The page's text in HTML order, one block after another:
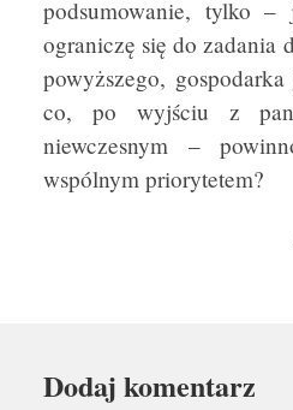
podsumowanie, tylko –
ograniczę się do zadania
powyższego,
co, po wyjściu z
niewczesnym –
wspólnym priorytetem?
Dodaj komentarz